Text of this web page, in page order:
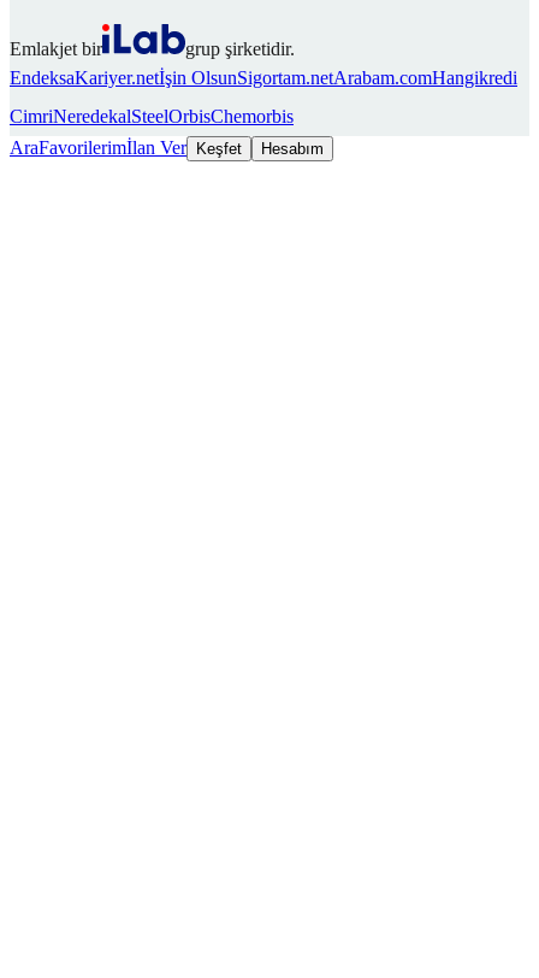
Emlakjet bir
grup şirketidir.
EndeksaKariyer.netİşin OlsunSigortam.netArabam.comHangikredi
CimriNeredekalSteelOrbisChemorbis
AraFavorilerimİlan Ver Keşfet Hesabım